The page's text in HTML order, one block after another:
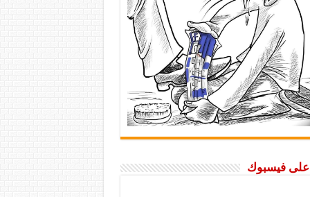
على فيسبوك